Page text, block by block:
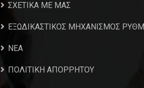
ΣΧΕΤΙΚΑ ΜΕ ΜΑΣ
ΕΞΩΔΙΚΑΣΤΙΚΟΣ ΜΗΧΑΝΙΣΜΟΣ
NEA
ΠΟΛΙΤΙΚΗ ΑΠΟΡΡΗΤΟΥ